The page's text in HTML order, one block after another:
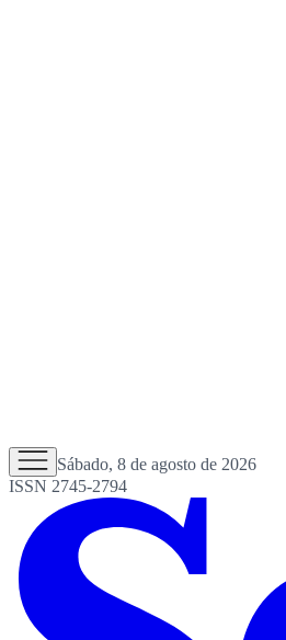
Sábado, 8 de agosto de 2026
ISSN 2745-2794